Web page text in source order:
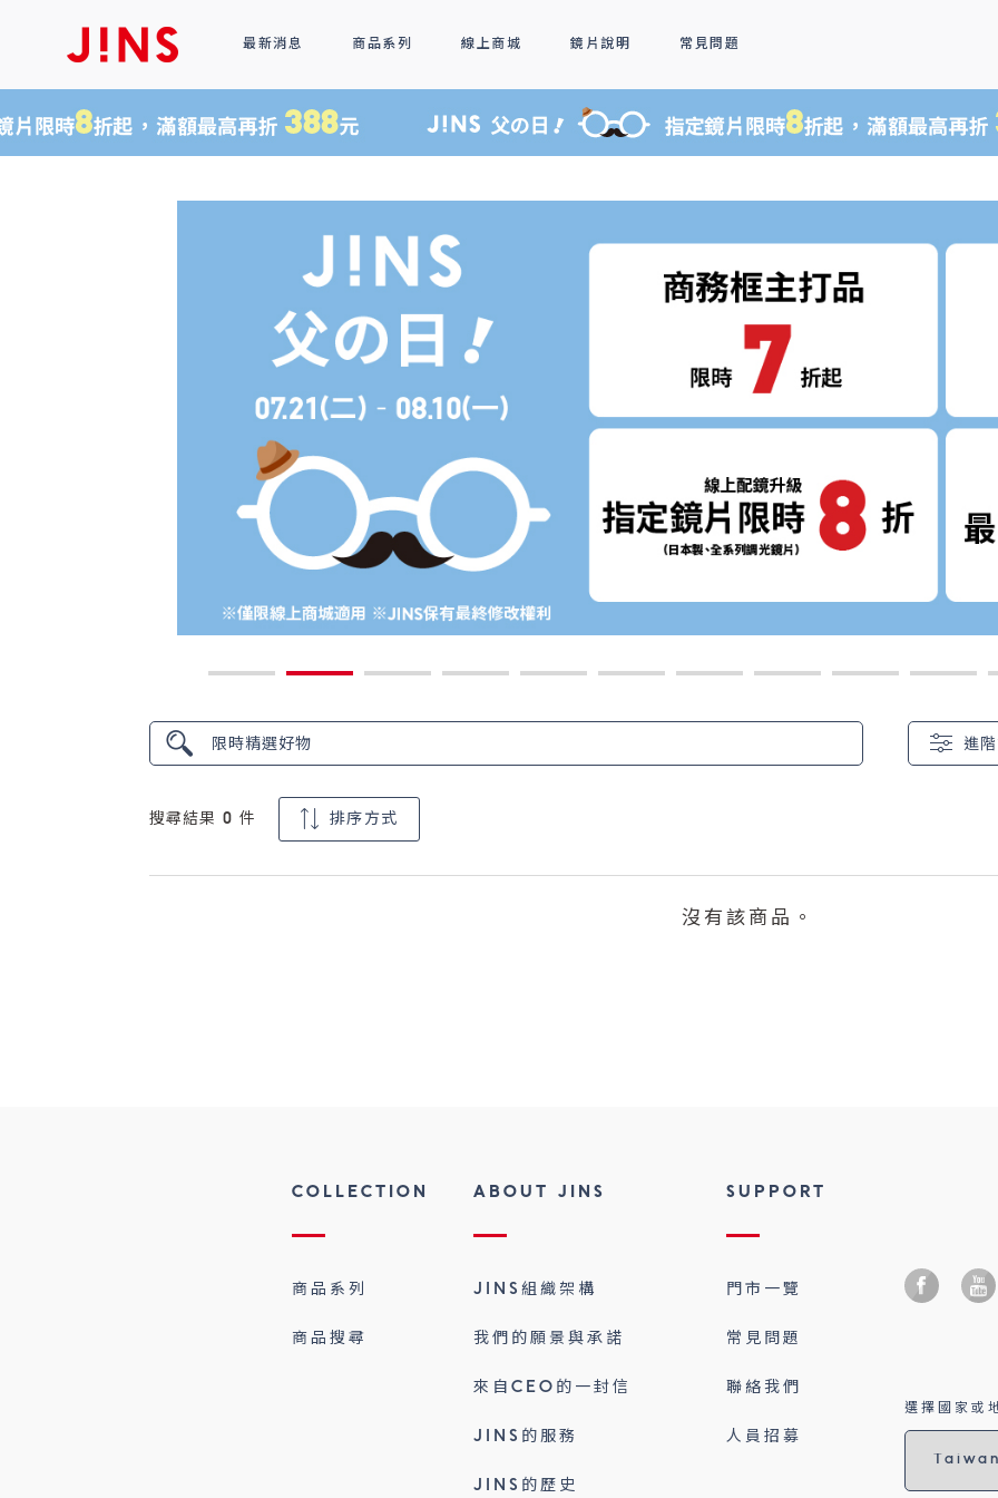
最新消息 商品系列 線上商城
鏡框
太陽眼鏡
功能性眼鏡
配件
R!M BY J!NS
隱形眼鏡
鏡片說明 常見問題
進
搜尋結果0 件 排序方式
沒有該商品。
COLLECTION
商品系列
商品搜尋
ABOUT JINS
JINS組織架構
我們的願景與承諾
來自CEO的一封信
JINS的服務
JINS的歷史
SUPPORT
門市一覽
常見問題
聯絡我們
人員招募
選擇國家或